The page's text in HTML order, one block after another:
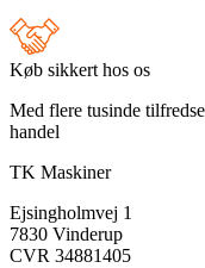
Køb sikkert hos os
Med flere tusinde
handel
TK Maskiner
Ejsingholmvej 1
7830 Vinderup
CVR 34881405